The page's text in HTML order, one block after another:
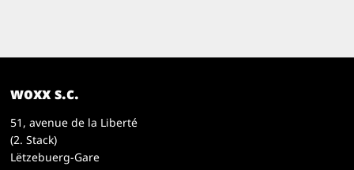
woxx s.c.
51, avenue de la Liberté
(2. Stack)
Lëtzebuerg-Gare